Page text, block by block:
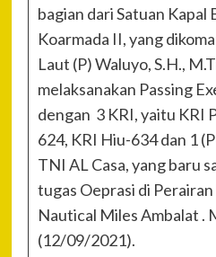
bagian dari Satuan Kapal
Koarmada II, yang
Laut (P) Waluyo, S.H.,
melaksanakan Passing
dengan 3 KRI, yaitu KRI
624, KRI Hiu-634 dan 1
TNI AL Casa, yang baru
tugas Oeprasi di
Nautical Miles Ambalat .
(12/09/2021).